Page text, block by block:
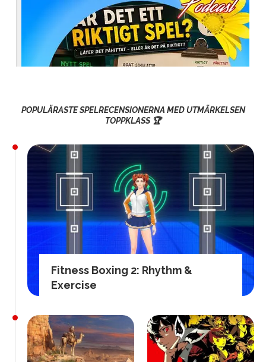
POPULÄRASTE SPELRECENSIONERNA MED UTMÄRKELSEN
TOPPKLASS 🏆
Fitness Boxing 2: Rhythm &
Exercise